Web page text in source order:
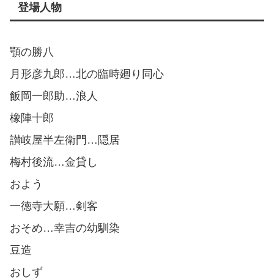
登場人物
顎の勝八
月形彦九郎…北の臨時廻り同心
飯岡一郎助…浪人
橡陣十郎
讃岐屋半左衛門…隠居
梅村後流…金貸し
およう
一徳寺大願…剣客
おそめ…幸吉の幼馴染
豆造
おしず